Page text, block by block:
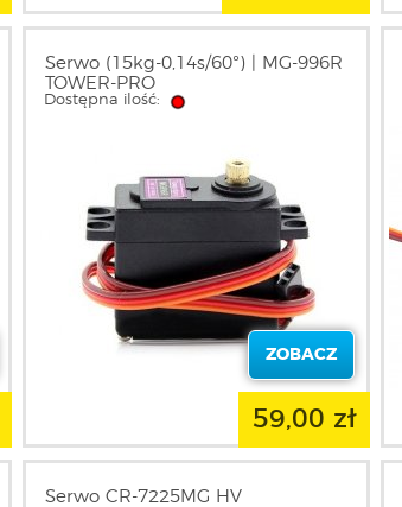
Serwo (15kg-0,14s/60°) | MG-996R
TOWER-PRO
Dostępna ilość:
ZOBACZ
59,00 zł
Serwo CR-7225MG HV